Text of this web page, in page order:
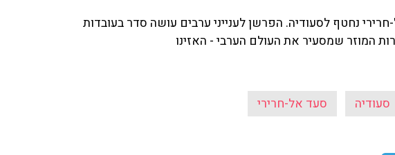
נחטף לסעודיה. הפרשן לענייני ערבים עושה סדר בעובדות
המוזר שמסעיר את העולם הערבי - האזינו
סעודיה סעד אל-חרירי